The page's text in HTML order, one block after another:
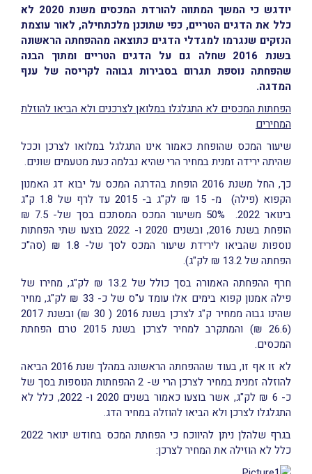
יודגש כי המשך המתווה להורדת המכסים משנת 2020 לא
כלל את הדגים הטריים, כפי שתוכנן מלכתחילה, לאור עוצמת
הנזקים שנגרמו למגדלי הדגים כתוצאה מההפחתה הראשונה
בשנת 2016 שחלה גם על הדגים הטריים ומתוך הבנה
שהפחתה נוספת תגרום בסבירות גבוהה לקריסה של ענף
המדגה.
הפחתות המכסים לא התגלגלו במלואן לצרכנים ולא הביאו להוזלת
המחירים
שיעור המכס שהופחת כאמור אינו התגלגל במלואו לצרכן וככל
שהיתה ירידה זמנית במחיר הרי שהיא נבלמה כעת מטעמים שונים.
כך, החל משנת 2016 הופחת בהדרגה המכס על יבוא דג האמנון
הקפוא (פילה) מ- 15 ₪ לק"ג ב- 2015 עד לרף של 1.8 ק"ג
בינואר 2022. 50% משיעור המכס המסתכם בסך של- 7.5 ₪
הופחת בשנת 2016, ובשנים 2020 ו- 2022 בוצעו שתי הפחתות
נוספות שהביאו לירידת שיעור המכס לסך של- 1.8 ₪ (סה"כ
הפחתה של 13.2 ₪ לק"ג).
חרף ההפחתה האמורה בסך כולל של 13.2 ₪ לק"ג, מחירו של
פילה אמנון קפוא בימים אלו עומד ע"ס של כ- 33 ₪ לק"ג, מחיר
שהינו גבוה ממחיר ק"ג לצרכן בשנת 2016 ( 30 ₪) ובשנת 2017
(26.6 ₪) והמתקרב למחיר לצרכן בשנת 2015 טרם הפחתת
המכסים.
לא זו אף זו, בעוד שההפחתה הראשונה במהלך שנת 2016 הביאה
להוזלה זמנית במחיר לצרכן הרי ש- 2 ההפחתות הנוספות בסך של
כ- 6 ₪ לק"ג, אשר בוצעו כאמור בשנים 2020 ו- 2022, כלל לא
התגלגלו לצרכן ולא הביאו להוזלה במחיר הדג.
בגרף שלהלן ניתן להיווכח כי הפחתת המכס בחודש ינואר 2022
כלל לא הוזילה את המחיר לצרכן: